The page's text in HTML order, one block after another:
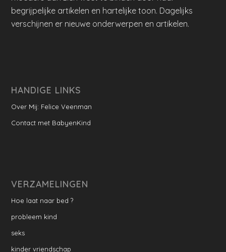
begrijpelijke artikelen en hartelijke toon. Dagelijks
verschijnen er nieuwe onderwerpen en artikelen.
HANDIGE LINKS
Over Mij: Felice Veenman
Contact met BabyenKind
VERZAMELINGEN
Hoe laat naar bed ?
probleem kind
seks
kinder vriendschap